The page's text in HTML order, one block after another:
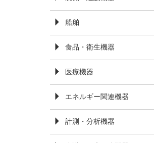
船舶
食品・衛生機器
医療機器
エネルギー関連機器
計測・分析機器